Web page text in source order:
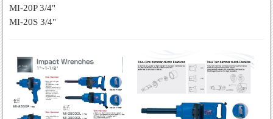
MI-20P 3/4"
MI-20S 3/4"